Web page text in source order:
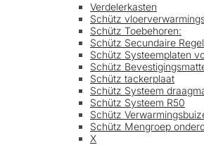
Verdelerkasten
Schütz
Schütz Toebehoren:
Schütz Secundaire
Schütz Systeemplaten
Schütz
Schütz tackerplaat
Schütz Systeem
Schütz Systeem R50
Schütz
Schütz Mengroep
X